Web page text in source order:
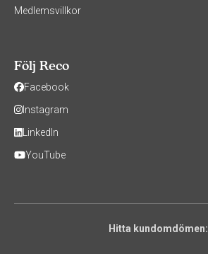
Medlemsvillkor
Följ Reco
Facebook
Instagram
LinkedIn
YouTube
Hitta kundomdömen: